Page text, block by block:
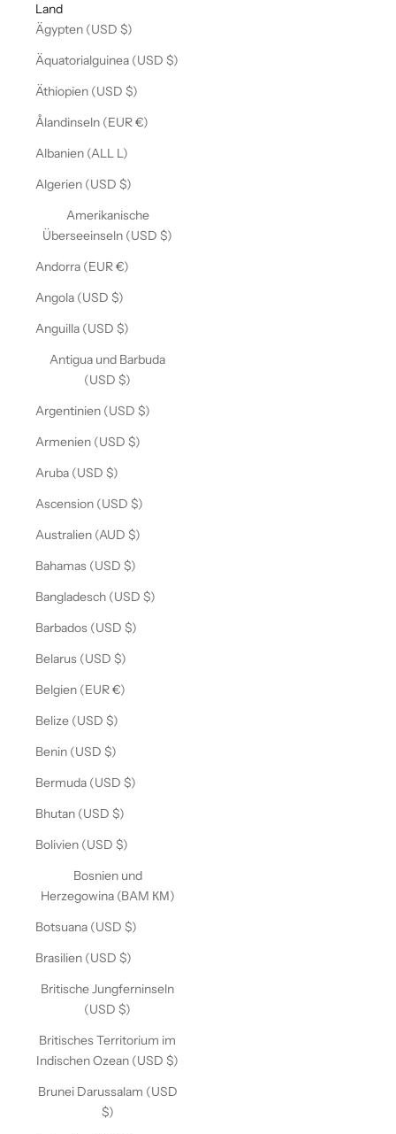
Land
Ägypten (USD $)
Äquatorialguinea (USD $)
Äthiopien (USD $)
Ålandinseln (EUR €)
Albanien (ALL L)
Algerien (USD $)
Amerikanische
Überseeinseln (USD $)
Andorra (EUR €)
Angola (USD $)
Anguilla (USD $)
Antigua und Barbuda
(USD $)
Argentinien (USD $)
Armenien (USD $)
Aruba (USD $)
Ascension (USD $)
Australien (AUD $)
Bahamas (USD $)
Bangladesch (USD $)
Barbados (USD $)
Belarus (USD $)
Belgien (EUR €)
Belize (USD $)
Benin (USD $)
Bermuda (USD $)
Bhutan (USD $)
Bolivien (USD $)
Bosnien und
Herzegowina (BAM КМ)
Botsuana (USD $)
Brasilien (USD $)
Britische Jungferninseln
(USD $)
Britisches Territorium im
Indischen Ozean (USD $)
Brunei Darussalam (USD
$)